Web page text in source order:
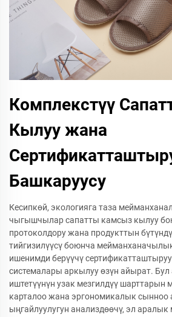
Комплекстүү
Кылуу жана
Башкаруусу
Кесипкөй, экологияга таза
чыгышчылар сапатты камсыз кылуу
протоколдору жана продукттын
тийгизилүүсү боюнча
ишенимди берүүчү
системалары аркылуу өзүн айырат.
иштетүүнүн узак мезгилдүү
карталоо жана эргономикалык сынноо
ыңгайлуулугун анализдөөчү, эл